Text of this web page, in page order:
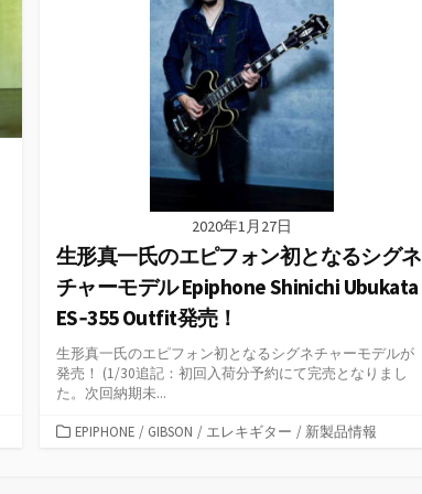
2020年1月27日
生形真一氏のエピフォン初となるシグネ
チャーモデル Epiphone Shinichi Ubukata
ES‐355 Outfit発売！
生形真一氏のエピフォン初となるシグネチャーモデルが
発売！ (1/30追記：初回入荷分予約にて完売となりまし
た。次回納期未...
カEPIPHONE / GIBSON / エレキギター / 新製品情報